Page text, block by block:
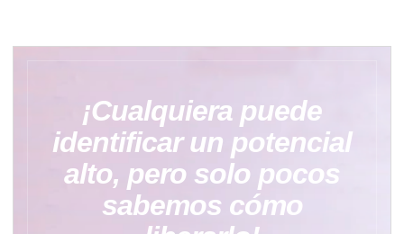
¡Cualquiera puede
identificar un potencial
alto, pero solo pocos
sabemos cómo